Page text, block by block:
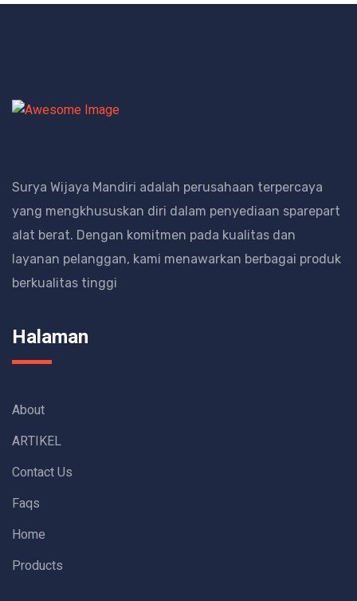
Surya Wijaya Mandiri adalah perusahaan terpercaya
yang mengkhususkan diri dalam penyediaan sparepart
alat berat. Dengan komitmen pada kualitas dan
layanan pelanggan, kami menawarkan berbagai produk
berkualitas tinggi
Halaman
About
ARTIKEL
Contact Us
Faqs
Home
Products